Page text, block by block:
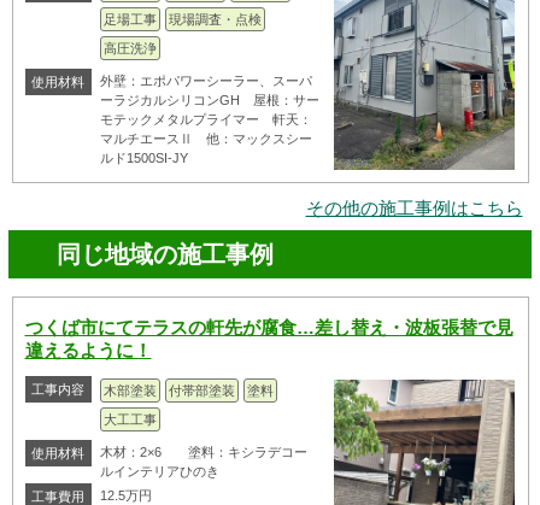
足場工事
現場調査・点検
高圧洗浄
使用材料
外壁：エポパワーシーラー、スーパ
ーラジカルシリコンGH 屋根：サー
モテックメタルプライマー 軒天：
マルチエースⅡ 他：マックスシー
ルド1500SI-JY
その他の施工事例はこちら
同じ地域の施工事例
つくば市にてテラスの軒先が腐食…差し替え・波板張替で見
違えるように！
工事内容 木部塗装 付帯部塗装
塗料
大工工事
使用材料
木材：2×6 塗料：キシラデコー
ルインテリアひのき
工事費用
12.5万円